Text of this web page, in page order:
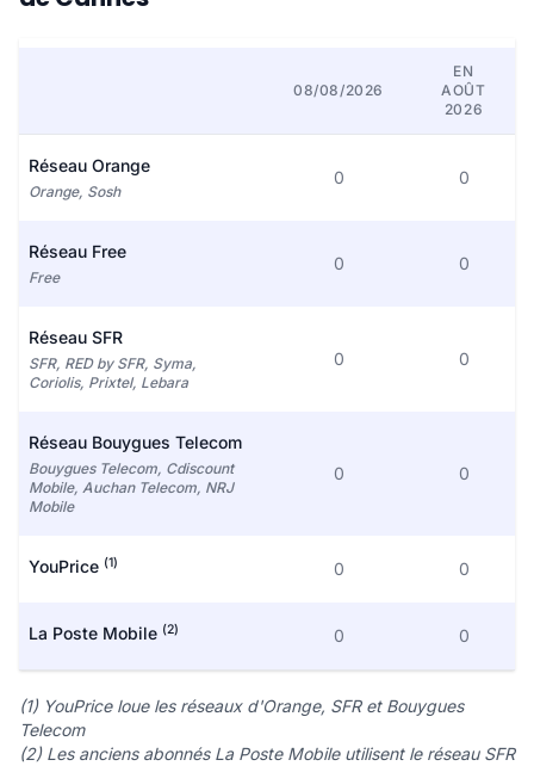
08/08/2026
EN
AOÛT
2026
Réseau Orange
Orange, Sosh
0 0
Réseau Free
Free
0 0
Réseau SFR
SFR, RED by SFR, Syma,
Coriolis, Prixtel, Lebara
0 0
Réseau Bouygues Telecom
Bouygues Telecom, Cdiscount
Mobile, Auchan Telecom, NRJ
Mobile
0 0
YouPrice (1) 0 0
La Poste Mobile (2) 0 0
(1) YouPrice loue les réseaux d'Orange, SFR et Bouygues
Telecom
(2) Les anciens abonnés La Poste Mobile utilisent le réseau SFR